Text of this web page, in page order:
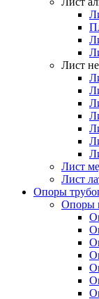
Лист
Лист
Лист
Опоры
Опоры